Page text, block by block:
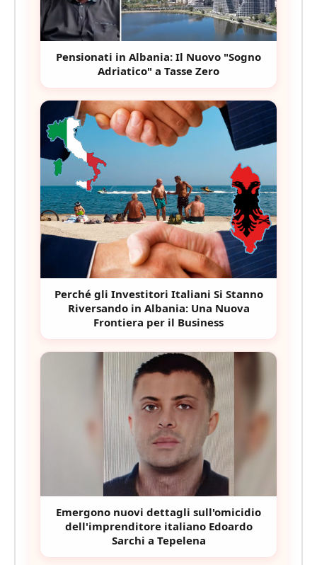
Pensionati in Albania: Il Nuovo "Sogno
Adriatico" a Tasse Zero
Perché gli Investitori Italiani Si Stanno
Riversando in Albania: Una Nuova
Frontiera per il Business
Emergono nuovi dettagli sull'omicidio
dell'imprenditore italiano Edoardo
Sarchi a Tepelena